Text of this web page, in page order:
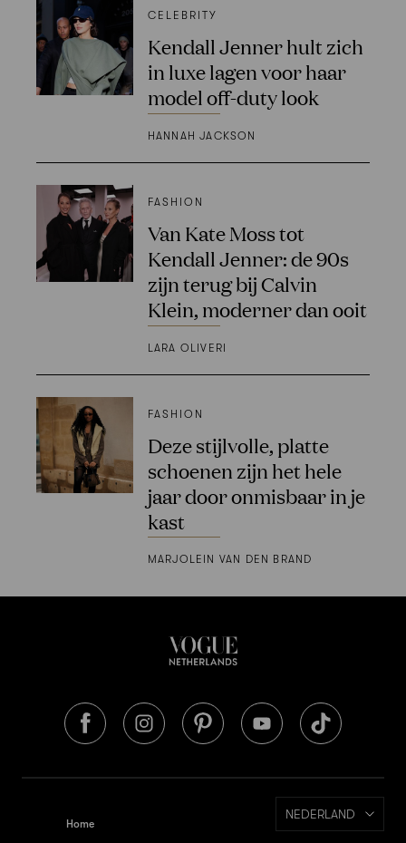
CELEBRITY
Kendall Jenner hult zich
in luxe lagen voor haar
model off-duty look
HANNAH JACKSON
FASHION
Van Kate Moss tot
Kendall Jenner: de 90s
zijn terug bij Calvin
Klein, moderner dan ooit
LARA OLIVERI
FASHION
Deze stijlvolle, platte
schoenen zijn het hele
jaar door onmisbaar in je
kast
MARJOLEIN VAN DEN BRAND
Home
NEDERLAND